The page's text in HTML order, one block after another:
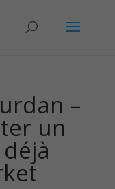
–
un